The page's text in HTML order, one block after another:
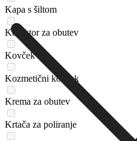
Kapa s šiltom
Korektor za obutev
Kovček
Kozmetični kovček
Krema za obutev
Krtača za poliranje